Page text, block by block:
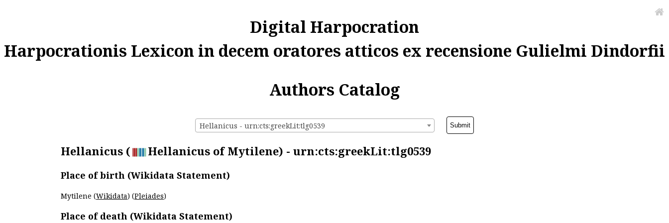
Digital Harpocration
Harpocrationis Lexicon in decem oratores atticos ex recensione Gulielmi Dindorfii
Authors Catalog
Hellanicus - urn:cts:greekLit:tlg0539
Hellanicus ( Hellanicus of Mytilene) - urn:cts:greekLit:tlg0539
Place of birth (Wikidata Statement)
Mytilene (Wikidata) (Pleiades)
Place of death (Wikidata Statement)